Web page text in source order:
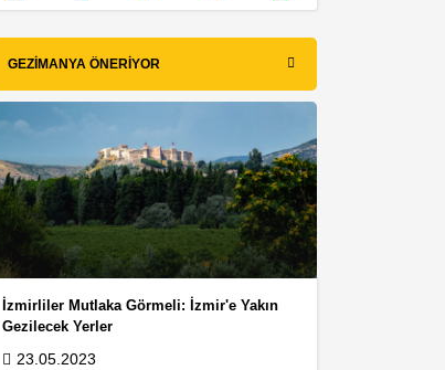
GEZIMANYA ÖNERIYOR
İzmirliler Mutlaka Görmeli: İzmir'e Yakın
Gezilecek Yerler
23.05.2023